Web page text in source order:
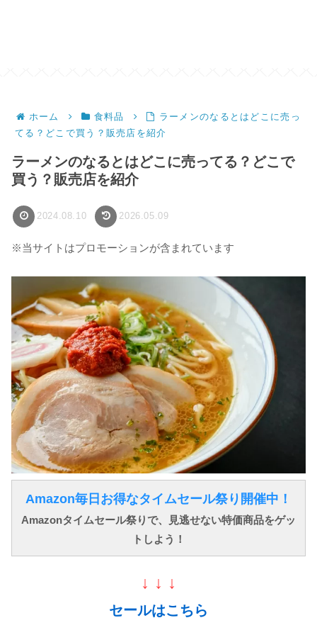
ホーム 食料品
ラーメンのなるとはどこに売っ
てる？どこで買う？販売店を紹介
ラーメンのなるとはどこに売ってる？どこで
買う？販売店を紹介
2024.08.10 2026.05.09
※当サイトはプロモーションが含まれています
Amazon毎日お得なタイムセール祭り開催中！
Amazonタイムセール祭りで、見逃せない特価商品をゲッ
トしよう！
↓ ↓ ↓
セールはこちら